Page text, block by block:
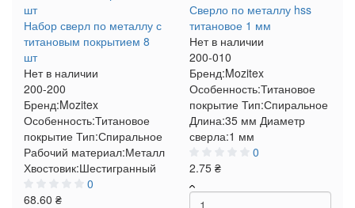
Набор сверл по металлу с
титановым покрытием 8
шт
Нет в наличии
200-200
Бренд:Mozitex
Особенность:Титановое
покрытие Тип:Спиральное
Рабочий материал:Металл
Хвостовик:Шестигранный
0
68.60 ₴
Сверло по металлу hss
титановое 1 мм
Нет в наличии
200-010
Бренд:Mozitex
Особенность:Титановое
покрытие Тип:Спиральное
Длина:35 мм Диаметр
сверла:1 мм
0
2.75 ₴